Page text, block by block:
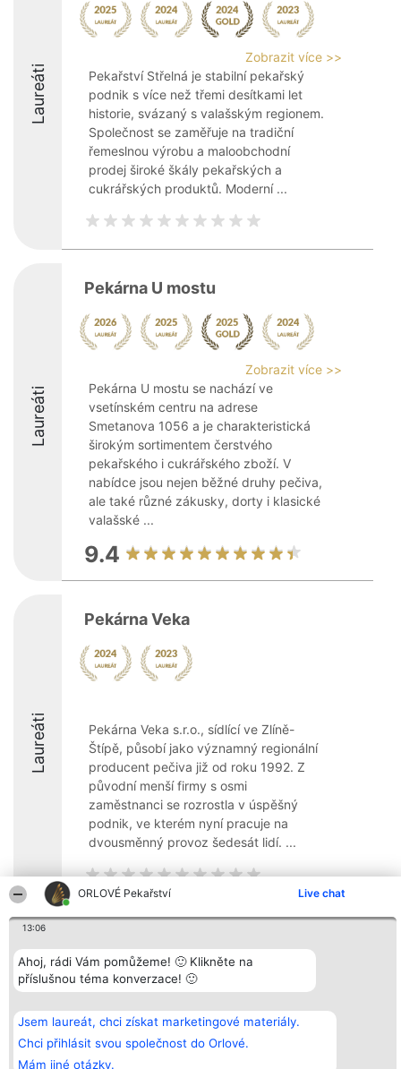
ORLOVÉ Pekařství Live chat
13:06
Ahoj, rádi Vám pomůžeme! 🙂 Klikněte na
příslušnou téma konverzace! 🙂
Jsem laureát, chci získat marketingové materiály.
Chci přihlásit svou společnost do Orlové.
Mám jiné otázky.
Laureáti
Zobrazit více >>
Pekařství Střelná je stabilní pekařský
podnik s více než třemi desítkami let
historie, svázaný s valašským regionem.
Společnost se zaměřuje na tradiční
řemeslnou výrobu a maloobchodní
prodej široké škály pekařských a
cukrářských produktů. Moderní ...
Laureáti
Pekárna U mostu
Zobrazit více >>
Pekárna U mostu se nachází ve
vsetínském centru na adrese
Smetanova 1056 a je charakteristická
širokým sortimentem čerstvého
pekařského i cukrářského zboží. V
nabídce jsou nejen běžné druhy pečiva,
ale také různé zákusky, dorty i klasické
valašské ...
9.4
Laureáti
Pekárna Veka
Pekárna Veka s.r.o., sídlící ve Zlíně-
Štípě, působí jako významný regionální
producent pečiva již od roku 1992. Z
původní menší firmy s osmi
zaměstnanci se rozrostla v úspěšný
podnik, ve kterém nyní pracuje na
dvousměnný provoz šedesát lidí. ...
Bright Side Solutions sp. z o.
o. sp. k.
ul. Ruska 22
Wrocław 50-079
381313360 | NIP 8943132676
Vítězové
Seznam všech
laureátů
Zásady
Zásady
osobních údajů
Kontakt